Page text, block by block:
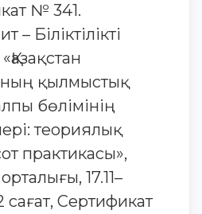
№ 341.
Біліктілікті
қылмыстық
бөлімінің
теориялық
практикасы»,
17.11–
сағат, Сертификат